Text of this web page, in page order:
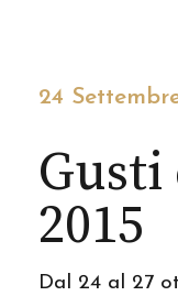
24
2015
Dal 24 al 27